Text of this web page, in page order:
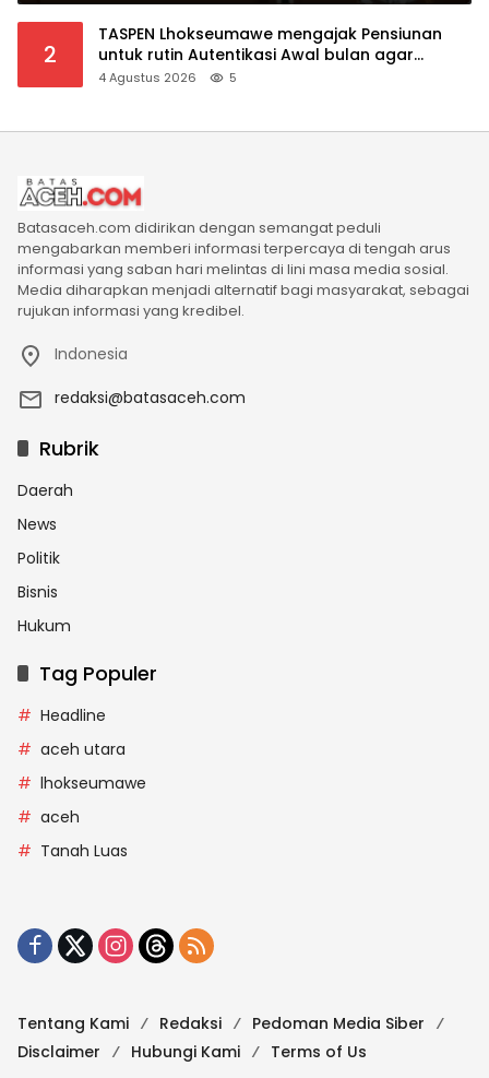
2
TASPEN Lhokseumawe mengajak Pensiunan
untuk rutin Autentikasi Awal bulan agar
Manfaat Pensiun tetap Lancar
4 Agustus 2026 5
Batasaceh.com didirikan dengan semangat peduli
mengabarkan memberi informasi terpercaya di tengah arus
informasi yang saban hari melintas di lini masa media sosial.
Media diharapkan menjadi alternatif bagi masyarakat, sebagai
rujukan informasi yang kredibel.
Indonesia
redaksi@batasaceh.com
Rubrik
Daerah
News
Politik
Bisnis
Hukum
Tag Populer
Headline
aceh utara
lhokseumawe
aceh
Tanah Luas
Tentang Kami Redaksi
Pedoman Media Siber
Disclaimer
Hubungi Kami Terms of Us